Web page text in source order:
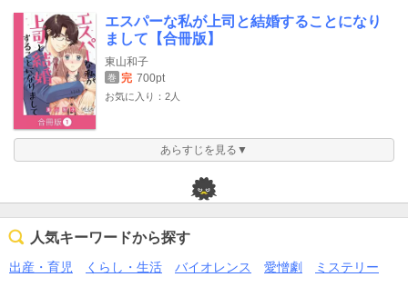
エスパーな私が上司と結婚することになり
まして【合冊版】
東山和子
巻 完 700pt
お気に入り：2人
あらすじを見る▼
人気キーワードから探す
出産・育児 くらし・生活 バイオレンス 愛憎劇
ミステリー